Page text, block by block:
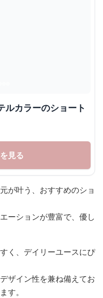
ルカラーのショート
見る
が叶う、おすすめのショ
ーションが豊富で、優し
く、デイリーユースにぴ
ザイン性を兼ね備えてお
す。